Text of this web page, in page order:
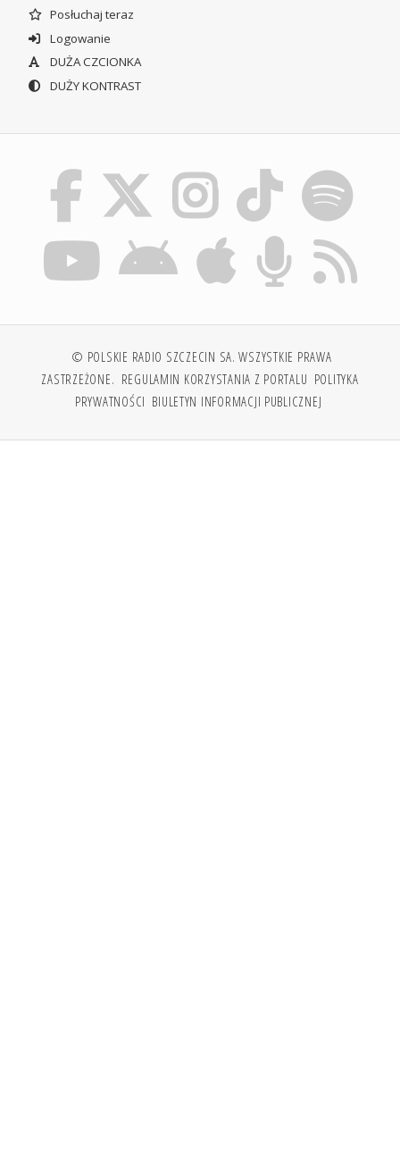
Posłuchaj teraz
Logowanie
DUŻA CZCIONKA
DUŻY KONTRAST
© POLSKIE RADIO SZCZECIN SA. WSZYSTKIE PRAWA
ZASTRZEŻONE. REGULAMIN KORZYSTANIA Z PORTALU POLITYKA
PRYWATNOŚCI BIULETYN INFORMACJI PUBLICZNEJ